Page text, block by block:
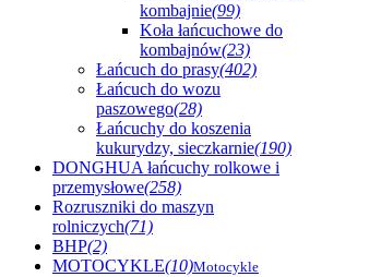
kombajnie(99)
Koła łańcuchowe do
kombajnów(23)
Łańcuch do prasy(402)
Łańcuch do wozu
paszowego(28)
Łańcuchy do koszenia
kukurydzy, sieczkarnie(190)
DONGHUA łańcuchy rolkowe i
przemysłowe(258)
Rozruszniki do maszyn
rolniczych(71)
BHP(2)
MOTOCYKLE(10)Motocykle